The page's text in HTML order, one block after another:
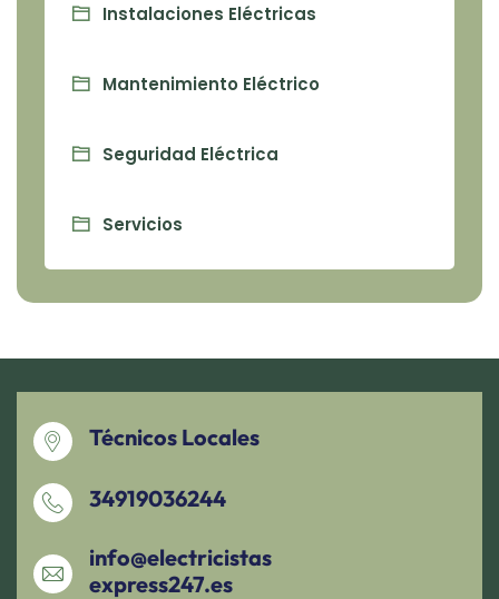
Instalaciones Eléctricas
Mantenimiento Eléctrico
Seguridad Eléctrica
Servicios
Técnicos Locales
34919036244
info@electricistas
express247.es